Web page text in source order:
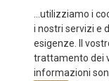
...utilizziamo i
i nostri servizi e
esigenze. Il
trattamento dei
informazioni